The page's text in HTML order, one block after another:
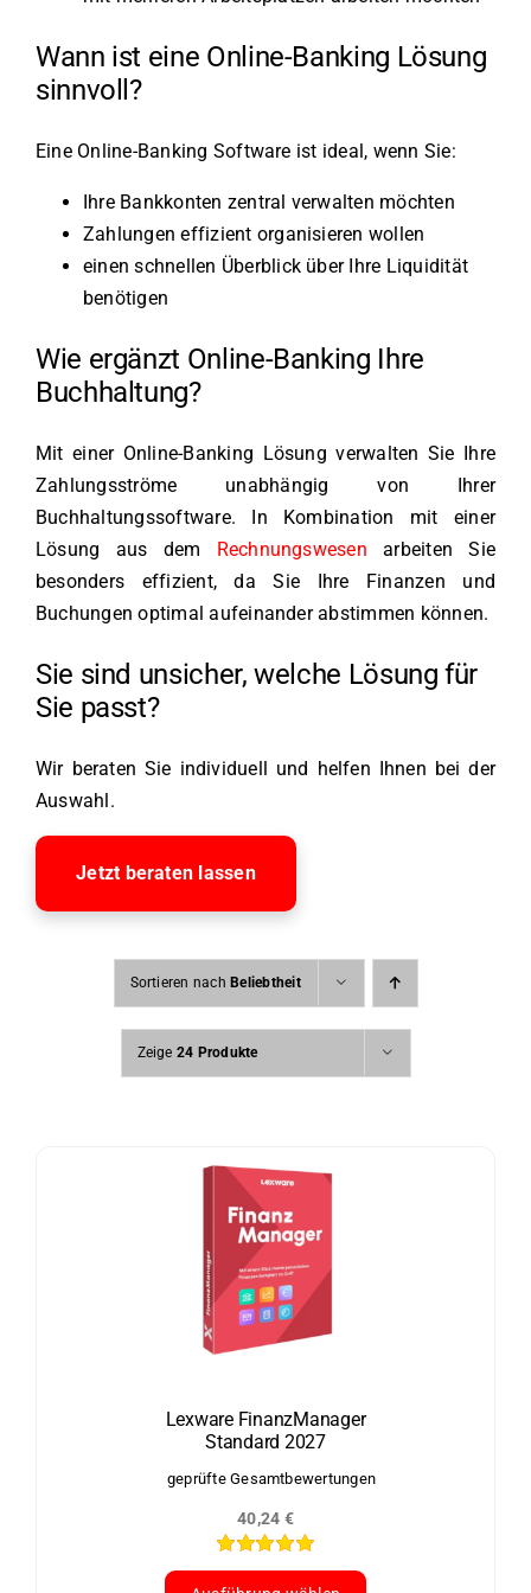
Wann ist eine Online-Banking Lösung
sinnvoll?
Eine Online-Banking Software ist ideal, wenn Sie:
Ihre Bankkonten zentral verwalten möchten
Zahlungen effizient organisieren wollen
einen schnellen Überblick über Ihre Liquidität
benötigen
Wie ergänzt Online-Banking Ihre
Buchhaltung?
Mit einer Online-Banking Lösung verwalten Sie Ihre
Zahlungsströme unabhängig von Ihrer
Buchhaltungssoftware. In Kombination mit einer
Lösung aus dem Rechnungswesen arbeiten Sie
besonders effizient, da Sie Ihre Finanzen und
Buchungen optimal aufeinander abstimmen können.
Sie sind unsicher, welche Lösung für
Sie passt?
Wir beraten Sie individuell und helfen Ihnen bei der
Auswahl.
Jetzt beraten lassen
Sortieren nachBeliebtheit
Zeige 24 Produkte
Lexware FinanzManager
Standard 2027
Bewertet
geprüfte Gesamtbewertungen
40,24 €